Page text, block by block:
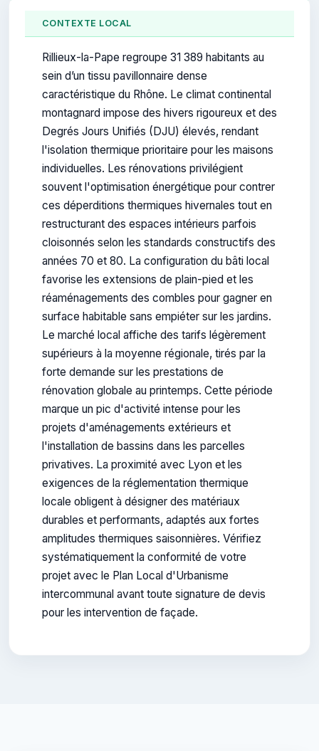
CONTEXTE LOCAL
Rillieux-la-Pape regroupe 31 389 habitants au
sein d’un tissu pavillonnaire dense
caractéristique du Rhône. Le climat continental
montagnard impose des hivers rigoureux et des
Degrés Jours Unifiés (DJU) élevés, rendant
l'isolation thermique prioritaire pour les maisons
individuelles. Les rénovations privilégient
souvent l'optimisation énergétique pour contrer
ces déperditions thermiques hivernales tout en
restructurant des espaces intérieurs parfois
cloisonnés selon les standards constructifs des
années 70 et 80. La configuration du bâti local
favorise les extensions de plain-pied et les
réaménagements des combles pour gagner en
surface habitable sans empiéter sur les jardins.
Le marché local affiche des tarifs légèrement
supérieurs à la moyenne régionale, tirés par la
forte demande sur les prestations de
rénovation globale au printemps. Cette période
marque un pic d'activité intense pour les
projets d'aménagements extérieurs et
l'installation de bassins dans les parcelles
privatives. La proximité avec Lyon et les
exigences de la réglementation thermique
locale obligent à désigner des matériaux
durables et performants, adaptés aux fortes
amplitudes thermiques saisonnières. Vérifiez
systématiquement la conformité de votre
projet avec le Plan Local d'Urbanisme
intercommunal avant toute signature de devis
pour les intervention de façade.